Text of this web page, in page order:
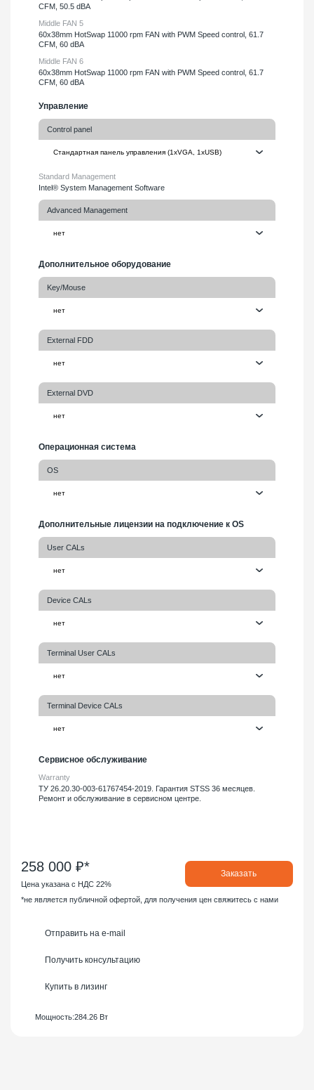
CFM, 50.5 dBA
Middle FAN 5
60х38mm HotSwap 11000 rpm FAN with PWM Speed control, 61.7
CFM, 60 dBA
Middle FAN 6
60х38mm HotSwap 11000 rpm FAN with PWM Speed control, 61.7
CFM, 60 dBA
Управление
Control panel
Standard Management
Intel® System Management Software
Advanced Management
Дополнительное оборудование
Key/Mouse
External FDD
External DVD
Операционная система
OS
Дополнительные лицензии на подключение к OS
User CALs
Device CALs
Terminal User CALs
Terminal Device CALs
Сервисное обслуживание
Warranty
ТУ 26.20.30-003-61767454-2019. Гарантия STSS 36 месяцев.
Ремонт и обслуживание в сервисном центре.
258 000 ₽*
Цена указана с НДС 22%
Заказать
*не является публичной офертой, для получения цен свяжитесь с нами
Отправить на e-mail
Получить консультацию
Купить в лизинг
Мощность:284.26 Вт